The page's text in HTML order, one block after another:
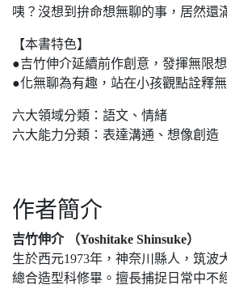
咦？沒想到拚命想無聊的事，居然還
【本書特色】
●吉竹伸介延續前作創意，發揮無限想
●化無聊為有趣，站在小孩觀點詮釋無
六大領域分類：語文、情緒
六大能力分類：表達溝通、想像創造
作者簡介
吉竹伸介 （Yoshitake Shinsuke）
生於西元1973年，神奈川縣人，筑波
總合造型科修畢。擅長捕捉日常中不